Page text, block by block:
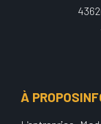
À PROPOS